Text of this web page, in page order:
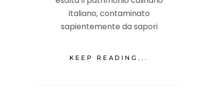
italiano, contaminato
sapientemente da sapori
KEEP READING...